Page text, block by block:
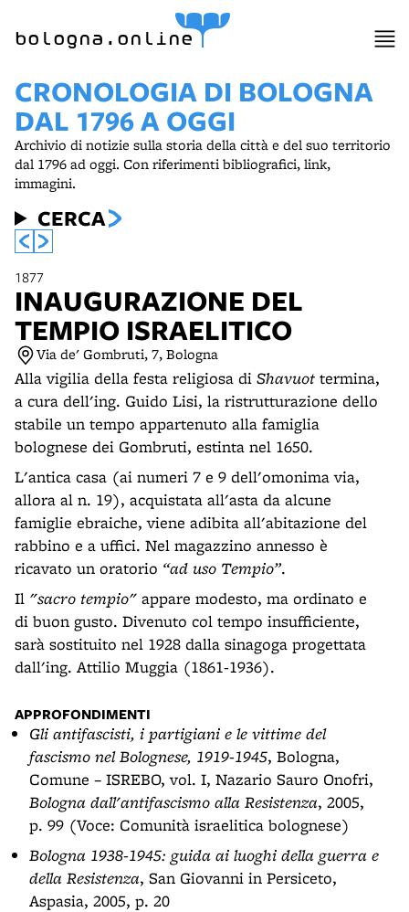
bologna.online
CRONOLOGIA DI BOLOGNA
DAL 1796 A OGGI
Archivio di notizie sulla storia della città e del suo territorio
dal 1796 ad oggi. Con riferimenti bibliografici, link,
immagini.
CERCA
1877
INAUGURAZIONE DEL
TEMPIO ISRAELITICO
Via de' Gombruti, 7, Bologna
Alla vigilia della festa religiosa di Shavuot termina,
a cura dell'ing. Guido Lisi, la ristrutturazione dello
stabile un tempo appartenuto alla famiglia
bolognese dei Gombruti, estinta nel 1650.
L'antica casa (ai numeri 7 e 9 dell'omonima via,
allora al n. 19), acquistata all'asta da alcune
famiglie ebraiche, viene adibita all'abitazione del
rabbino e a uffici. Nel magazzino annesso è
ricavato un oratorio “ad uso Tempio”.
Il "sacro tempio" appare modesto, ma ordinato e
di buon gusto. Divenuto col tempo insufficiente,
sarà sostituito nel 1928 dalla sinagoga progettata
dall'ing. Attilio Muggia (1861-1936).
APPROFONDIMENTI
Gli antifascisti, i partigiani e le vittime del
fascismo nel Bolognese, 1919-1945, Bologna,
Comune – ISREBO, vol. I, Nazario Sauro Onofri,
Bologna dall'antifascismo alla Resistenza, 2005,
p. 99 (Voce: Comunità israelitica bolognese)
Bologna 1938-1945: guida ai luoghi della guerra e
della Resistenza, San Giovanni in Persiceto,
Aspasia, 2005, p. 20